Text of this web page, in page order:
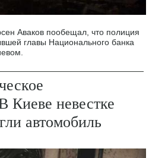
Аваков пообещал, что полиция
главы Национального банка
Киеве невестке
автомобиль